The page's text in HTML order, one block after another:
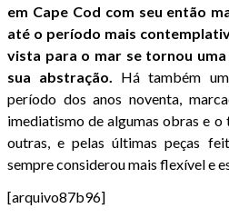
em Cape Cod com seu então
até o período mais
vista para o mar se tornou
sua abstração. Há também
período dos anos noventa,
imediatismo de algumas obras e
outras, e pelas últimas peças
sempre considerou mais flexível e
[arquivo87b96]